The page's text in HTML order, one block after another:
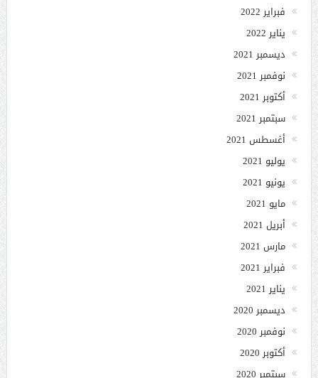
فبراير 2022
يناير 2022
ديسمبر 2021
نوفمبر 2021
أكتوبر 2021
سبتمبر 2021
أغسطس 2021
يوليو 2021
يونيو 2021
مايو 2021
أبريل 2021
مارس 2021
فبراير 2021
يناير 2021
ديسمبر 2020
نوفمبر 2020
أكتوبر 2020
سبتمبر 2020